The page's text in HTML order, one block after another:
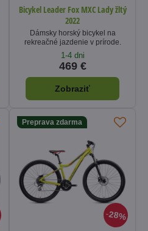
Bicykel Leader Fox MXC Lady žltý
2022
Dámsky horský bicykel na
rekreačné jazdenie v prírode.
1-4 dni
469 €
Zobraziť
28%
Preprava zdarma